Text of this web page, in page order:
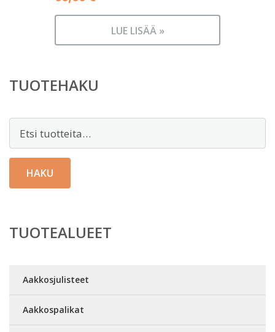
LUE LISÄÄ »
TUOTEHAKU
HAKU
TUOTEALUEET
Aakkosjulisteet
Aakkospalikat